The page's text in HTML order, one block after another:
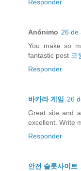
Responder
Anónimo 26 de
You make so
fantastic post 코
Responder
바카라 게임
26
Great site and
excellent. Write
Responder
안전 슬롯사이트